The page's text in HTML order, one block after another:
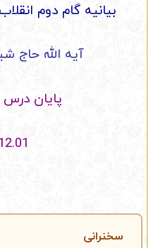
بیانیه گام دوم
آیه الله حاج
پایان
سخنرانی